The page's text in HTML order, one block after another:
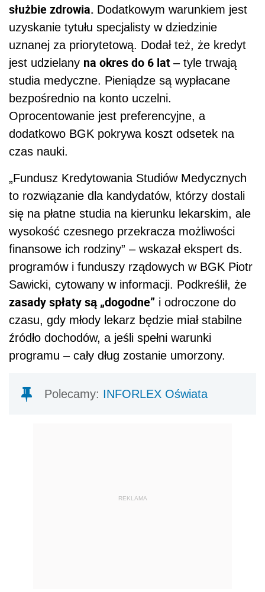
służbie zdrowia. Dodatkowym warunkiem jest
uzyskanie tytułu specjalisty w dziedzinie
uznanej za priorytetową. Dodał też, że kredyt
jest udzielany na okres do 6 lat – tyle trwają
studia medyczne. Pieniądze są wypłacane
bezpośrednio na konto uczelni.
Oprocentowanie jest preferencyjne, a
dodatkowo BGK pokrywa koszt odsetek na
czas nauki.
„Fundusz Kredytowania Studiów Medycznych
to rozwiązanie dla kandydatów, którzy dostali
się na płatne studia na kierunku lekarskim, ale
wysokość czesnego przekracza możliwości
finansowe ich rodziny” – wskazał ekspert ds.
programów i funduszy rządowych w BGK Piotr
Sawicki, cytowany w informacji. Podkreślił, że
zasady spłaty są „dogodne” i odroczone do
czasu, gdy młody lekarz będzie miał stabilne
źródło dochodów, a jeśli spełni warunki
programu – cały dług zostanie umorzony.
Polecamy: INFORLEX Oświata
REKLAMA